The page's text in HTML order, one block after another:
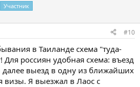
Участник
#10
в Таиланде схема "туда-
Для россиян удобная схема: въезд
выезд в одну из ближайших
визы. Я выезжал в Лаос с